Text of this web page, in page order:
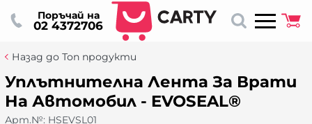
02 4372706
Поръчай на
Назад до Топ продукти
Уплътнителна Лента За Врати
На Автомобил - EVOSEAL®
Арт.№: HSEVSL01